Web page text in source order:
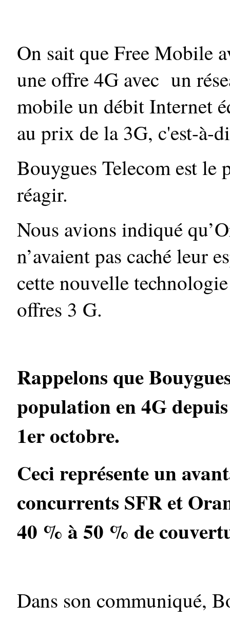
On sait que Free Mobile
une offre 4G avec un
mobile un débit Internet
au prix de la 3G, c'est-à-
Bouygues Telecom est le
réagir.
Nous avions indiqué
n’avaient pas caché leur
cette nouvelle
offres 3 G.
Rappelons que
population en 4G
1er octobre.
Ceci représente un
concurrents SFR et
40 % à 50 % de
Dans son communiqué,